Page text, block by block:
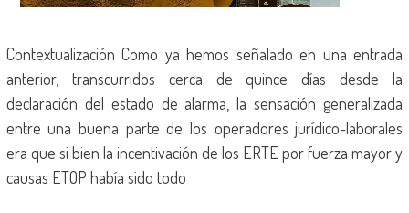
Contextualización Como ya hemos señalado en una entrada
anterior, transcurridos cerca de quince días desde la
declaración del estado de alarma, la sensación generalizada
entre una buena parte de los operadores jurídico-laborales
era que si bien la incentivación de los ERTE por fuerza mayor y
causas ETOP había sido todo